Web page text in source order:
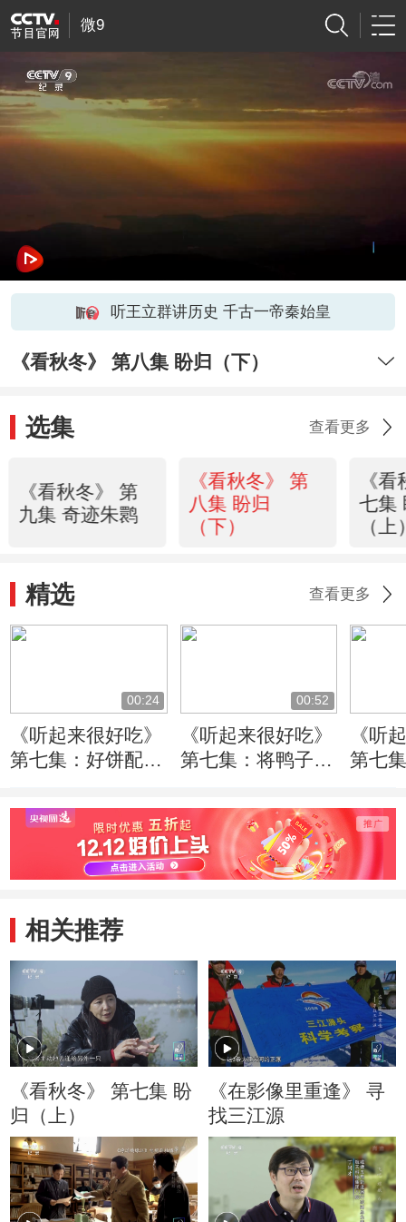
微9
听王立群讲历史 千古一帝秦始皇
《看秋冬》 第八集 盼归（下）
选集 查看更多
《看秋冬》 第
九集 奇迹朱鹮
《看秋冬》 第
八集 盼归
（下）
《
七集
（上
精选 查看更多
00:24
《听起来很好吃》
第七集：好饼配好
点在于先烙后蒸
00:52
《听起来很好吃》
第七集：将鸭子均
风干
《听
第七
肉食
相关推荐
《看秋冬》 第七集 盼
归（上）
《在影像里重逢》 寻
找三江源